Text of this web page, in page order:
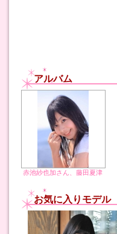
アルバム
赤池紗也加さん、藤田夏津
お気に入りモデル